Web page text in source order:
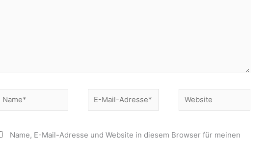
Name*
E-
Mail-
Website
Name, E-Mail-Adresse und Website in diesem Browser für meinen